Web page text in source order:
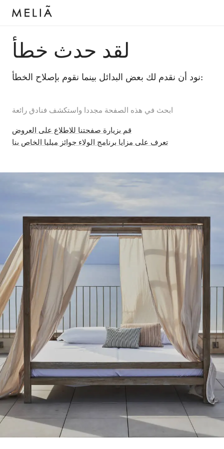
لقد حدث خطأ
نود أن نقدم لك بعض البدائل بينما نقوم بإصلاح الخطأ:
ابحث في هذه الصفحة مجددا واستكشف فنادق رائعة
قم بزيارة صفحتنا للاطلاع على العروض
تعرف على مزايا برنامج الولاء جوائز ميليا الخاص بنا